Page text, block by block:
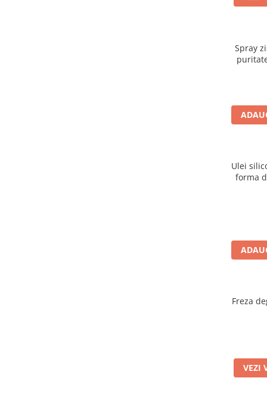
Spray
Ulei
forma
Freza
VEZI